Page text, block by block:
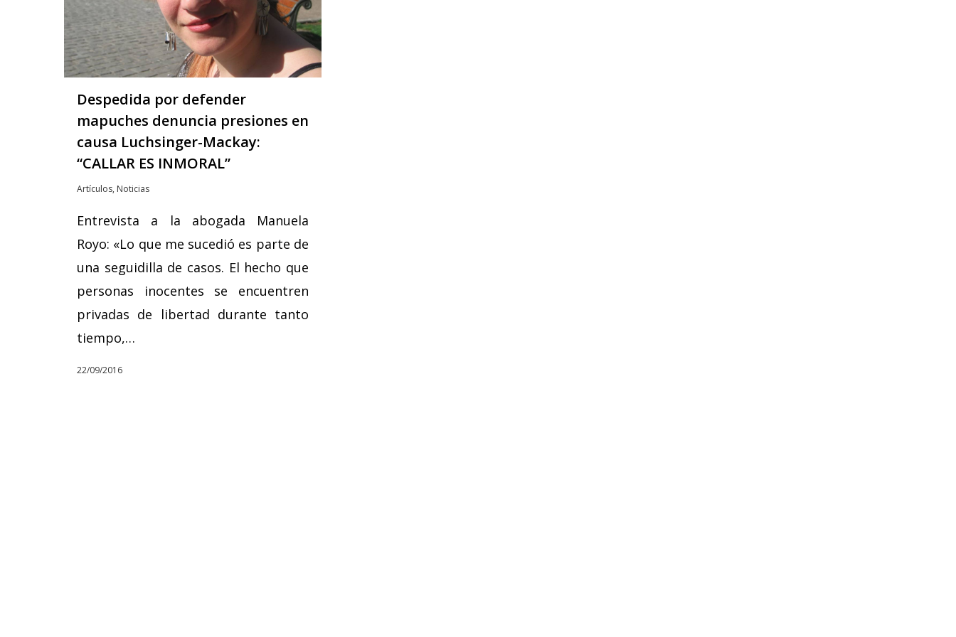
Despedida por defender
mapuches denuncia presiones en
causa Luchsinger-Mackay:
“CALLAR ES INMORAL”
Artículos, Noticias
Entrevista a la abogada Manuela
Royo: «Lo que me sucedió es parte de
una seguidilla de casos. El hecho que
personas inocentes se encuentren
privadas de libertad durante tanto
tiempo,…
22/09/2016